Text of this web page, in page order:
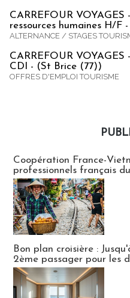
CARREFOUR
ressources humaines H/F
ALTERNANCE / STAGES
CARREFOUR VOYAGES
CDI - (St Brice (77))
OFFRES D'EMPLOI TOURISME
Coopération France-
professionnels français
Bon plan croisière :
2ème passager pour les